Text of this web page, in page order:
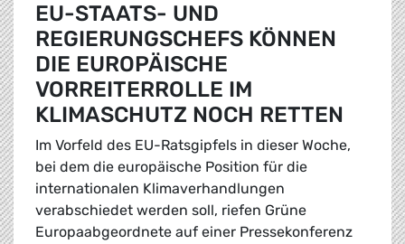
EU-STAATS- UND
REGIERUNGSCHEFS KÖNNEN
DIE EUROPÄISCHE
VORREITERROLLE IM
KLIMASCHUTZ NOCH RETTEN
Im Vorfeld des EU-Ratsgipfels in dieser Woche,
bei dem die europäische Position für die
internationalen Klimaverhandlungen
verabschiedet werden soll, riefen Grüne
Europaabgeordnete auf einer Pressekonferenz